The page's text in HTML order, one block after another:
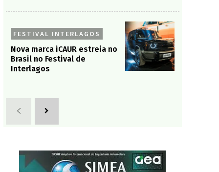
FESTIVAL INTERLAGOS
Nova marca iCAUR estreia no
Brasil no Festival de
Interlagos